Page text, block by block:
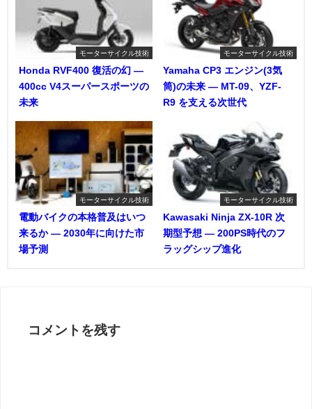
モーターサイクル技術
Honda RVF400 復活の幻 ―
400cc V4スーパースポーツの
未来
モーターサイクル技術
Yamaha CP3 エンジン(3気
筒)の未来 ― MT-09、YZF-
R9 を支える次世代
モーターサイクル技術
電動バイクの本格普及はいつ
来るか ― 2030年に向けた市
場予測
モーターサイクル技術
Kawasaki Ninja ZX-10R 次
期型予想 ― 200PS時代のフ
ラッグシップ進化
コメントを残す